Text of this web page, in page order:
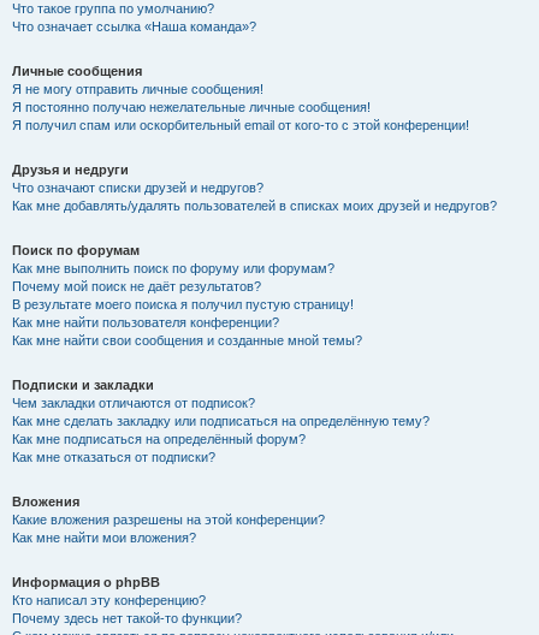
Что такое группа по умолчанию?
Что означает ссылка «Наша команда»?
Личные сообщения
Я не могу отправить личные сообщения!
Я постоянно получаю нежелательные личные сообщения!
Я получил спам или оскорбительный email от кого-то с этой конференции!
Друзья и недруги
Что означают списки друзей и недругов?
Как мне добавлять/удалять пользователей в списках моих друзей и недругов?
Поиск по форумам
Как мне выполнить поиск по форуму или форумам?
Почему мой поиск не даёт результатов?
В результате моего поиска я получил пустую страницу!
Как мне найти пользователя конференции?
Как мне найти свои сообщения и созданные мной темы?
Подписки и закладки
Чем закладки отличаются от подписок?
Как мне сделать закладку или подписаться на определённую тему?
Как мне подписаться на определённый форум?
Как мне отказаться от подписки?
Вложения
Какие вложения разрешены на этой конференции?
Как мне найти мои вложения?
Информация о phpBB
Кто написал эту конференцию?
Почему здесь нет такой-то функции?